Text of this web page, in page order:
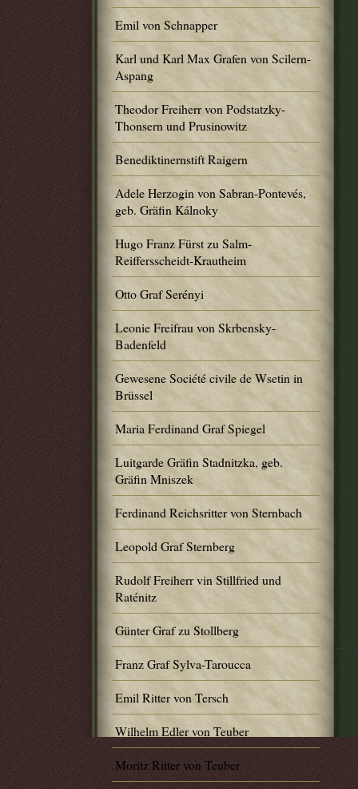
Emil von Schnapper
Karl und Karl Max Grafen von Scilern-
Aspang
Theodor Freiherr von Podstatzky-
Thonsern und Prusinowitz
Benediktinernstift Raigern
Adele Herzogin von Sabran-Pontevés,
geb. Gräfin Kálnoky
Hugo Franz Fürst zu Salm-
Reiffersscheidt-Krautheim
Otto Graf Serényi
Leonie Freifrau von Skrbensky-
Badenfeld
Gewesene Société civile de Wsetin in
Brüssel
Maria Ferdinand Graf Spiegel
Luitgarde Gräfin Stadnitzka, geb.
Gräfin Mniszek
Ferdinand Reichsritter von Sternbach
Leopold Graf Sternberg
Rudolf Freiherr vin Stillfried und
Raténitz
Günter Graf zu Stollberg
Franz Graf Sylva-Taroucca
Emil Ritter von Tersch
Wilhelm Edler von Teuber
Moritz Ritter von Teuber